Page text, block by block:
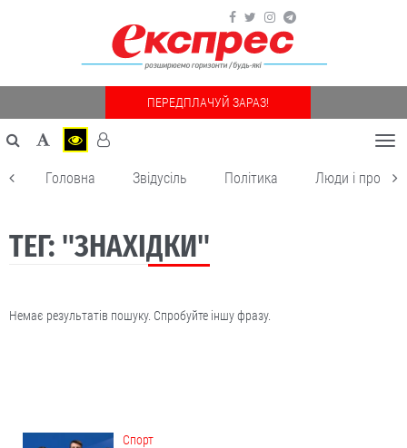
ПЕРЕДПЛАЧУЙ ЗАРАЗ!
Головна Звідусіль Політика Люди і
ТЕГ: "ЗНАХІДКИ"
Немає результатів пошуку. Спробуйте іншу фразу.
Cпорт